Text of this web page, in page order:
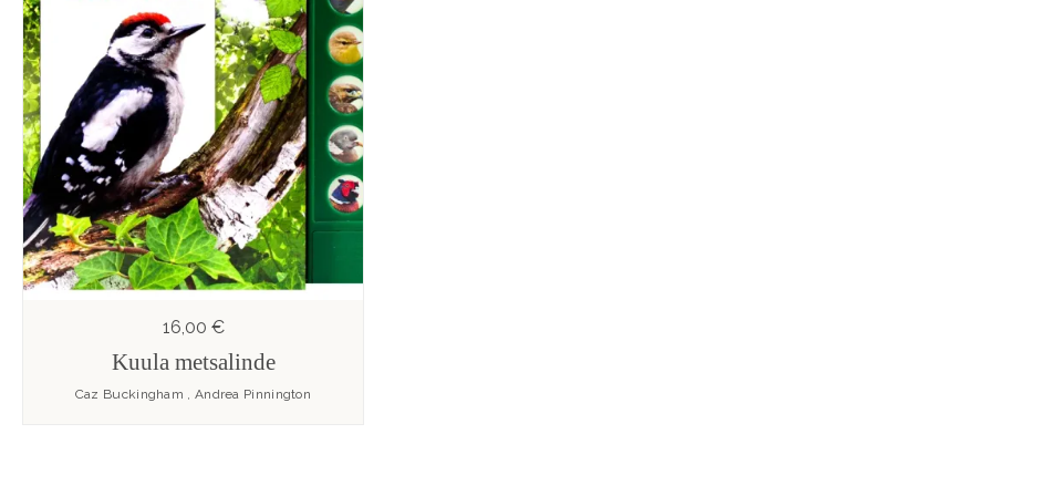
16,00 €
Kuula metsalinde
Caz Buckingham , Andrea Pinnington